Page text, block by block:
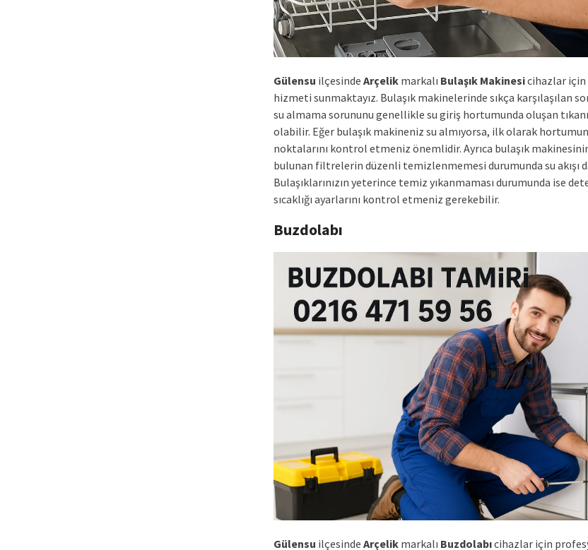
Gülensu ilçesinde Arçelik markalı Bulaşık Makinesicihazlar
hizmeti sunmaktayız. Bulaşık makinelerinde sıkça karşılaşılan
su almama sorununu genellikle su giriş hortumunda oluşan
olabilir. Eğer bulaşık makineniz su almıyorsa, ilk olarak
noktalarını kontrol etmeniz önemlidir. Ayrıca bulaşık
bulunan filtrelerin düzenli temizlenmemesi durumunda su akışı
Bulaşıklarınızın yeterince temiz yıkanmaması durumunda ise
sıcaklığı ayarlarını kontrol etmeniz gerekebilir.
Buzdolabı
Gülensu ilçesinde Arçelik markalı Buzdolabıcihazlar için